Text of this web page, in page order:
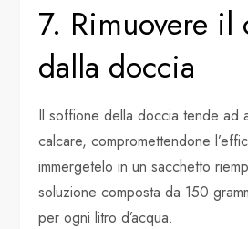
7. Rimuovere il
dalla doccia
Il soffione della doccia tende ad
calcare, compromettendone
immergetelo in un sacchetto
soluzione composta da 150
per ogni litro d’acqua.